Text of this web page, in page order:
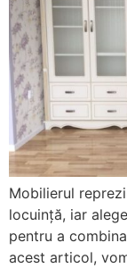
Mobilierul
locuință, iar
pentru a
acest articol,